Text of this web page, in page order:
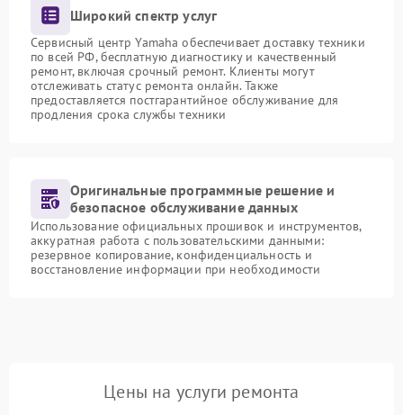
Широкий спектр услуг
Сервисный центр Yamaha обеспечивает доставку техники
по всей РФ, бесплатную диагностику и качественный
ремонт, включая срочный ремонт. Клиенты могут
отслеживать статус ремонта онлайн. Также
предоставляется постгарантийное обслуживание для
продления срока службы техники
Оригинальные программные решение и
безопасное обслуживание данных
Использование официальных прошивок и инструментов,
аккуратная работа с пользовательскими данными:
резервное копирование, конфиденциальность и
восстановление информации при необходимости
Цены на услуги ремонта